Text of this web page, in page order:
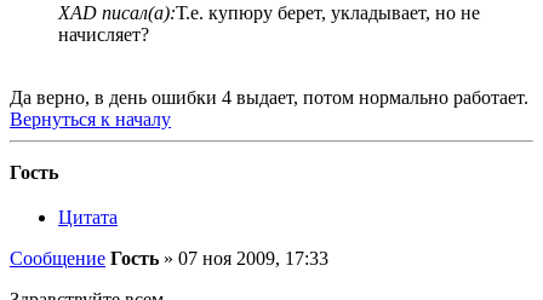
XAD писал(а):Т.е. купюру берет, укладывает, но не
начисляет?
Да верно, в день ошибки 4 выдает, потом нормально работает.
Вернуться к началу
Гость
Цитата
Сообщение Гость » 07 ноя 2009, 17:33